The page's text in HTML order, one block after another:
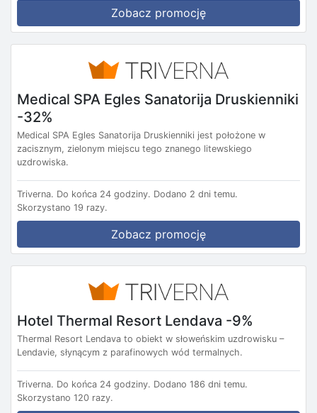
Zobacz promocję
Medical SPA Egles Sanatorija Druskienniki
-32%
Medical SPA Egles Sanatorija Druskienniki jest położone w
zacisznym, zielonym miejscu tego znanego litewskiego
uzdrowiska.
Triverna. Do końca 24 godziny. Dodano 2 dni temu.
Skorzystano 19 razy.
Zobacz promocję
Hotel Thermal Resort Lendava -9%
Thermal Resort Lendava to obiekt w słoweńskim uzdrowisku –
Lendavie, słynącym z parafinowych wód termalnych.
Triverna. Do końca 24 godziny. Dodano 186 dni temu.
Skorzystano 120 razy.